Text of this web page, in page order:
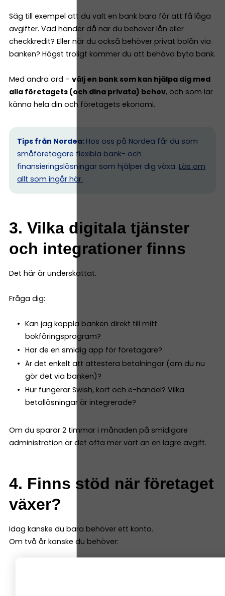
Säg till exempel att du valt en bank bara för att få låga
avgifter. Vad händer då när du behöver lån eller
checkkredit? Eller när du också behöver privat bolån via
banken? Högst troligt kommer du att behöva byta bank.
Med andra ord – välj en bank som kan hjälpa dig med
alla företagets (och dina privata) behov, och som lär
känna hela din och företagets ekonomi.
Tips från Nordea: Hos oss på Nordea får du som
småföretagare flexibla bank- och
finansieringslösningar som hjälper dig växa. Läs om
allt som ingår här.
3. Vilka digitala tjänster
och integrationer finns
Det här är underskattat.
Fråga dig:
Kan jag koppla banken direkt till mitt
bokföringsprogram?
Har de en smidig app för företagare?
Är det enkelt att attestera betalningar (om du nu
gör det via banken)?
Hur fungerar Swish, kort och e-handel? Vilka
betallösningar är integrerade?
Om du sparar 2 timmar i månaden på smidigare
administration är det ofta mer värt än en lägre avgift.
4. Finns stöd när företaget
växer?
Idag kanske du bara behöver ett konto.
Om två år kanske du behöver: